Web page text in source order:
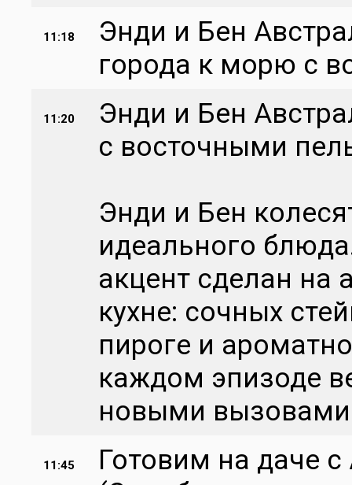
11:18
Энди и Бен
города к морю с
11:20
Энди и Бен
с восточными
Энди и Бен
идеального
акцент сделан на
кухне: сочных
пироге и
каждом эпизоде
новыми вызовами
11:45
Готовим на даче